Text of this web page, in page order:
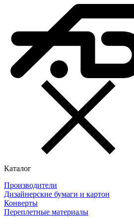
Каталог
Производители
Дизайнерские бумаги и картон
Конверты
Переплетные материалы